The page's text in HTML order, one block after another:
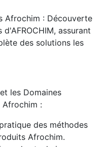
Afrochim : Découverte
assurant
des solutions les
les Domaines
:
des méthodes
Afrochim.